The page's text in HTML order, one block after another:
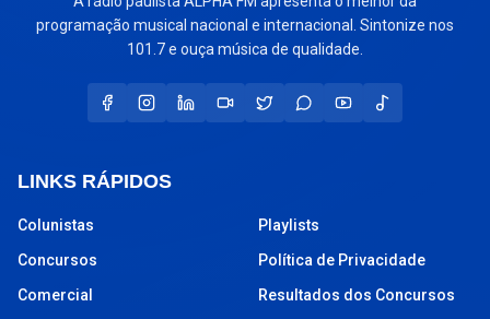
programação musical nacional e internacional. Sintonize nos
101.7 e ouça música de qualidade.
LINKS RÁPIDOS
Colunistas
Concursos
Comercial
Playlists
Política de Privacidade
Resultados dos Concursos